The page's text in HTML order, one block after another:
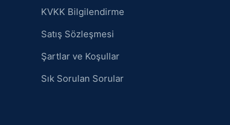
KVKK Bilgilendirme
Satış Sözleşmesi
Şartlar ve Koşullar
Sık Sorulan Sorular